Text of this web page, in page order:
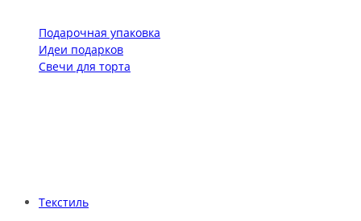
Подарочная упаковка
Идеи подарков
Свечи для торта
Текстиль